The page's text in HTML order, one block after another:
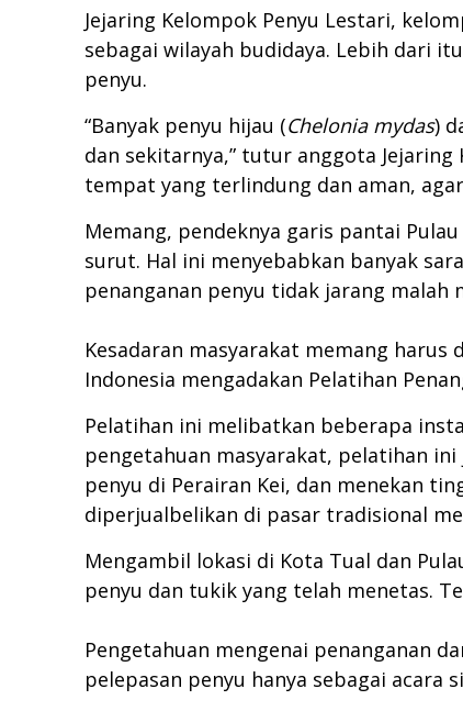
Jejaring Kelompok Penyu Lestari,
sebagai wilayah budidaya. Lebih dari
penyu.
“Banyak penyu hijau (Chelonia mydas)
dan sekitarnya,” tutur anggota
tempat yang terlindung dan aman,
Memang, pendeknya garis pantai
surut. Hal ini menyebabkan banyak
penanganan penyu tidak jarang
Kesadaran masyarakat memang harus
Indonesia mengadakan Pelatihan
Pelatihan ini melibatkan beberapa
pengetahuan masyarakat, pelatihan
penyu di Perairan Kei, dan menekan
diperjualbelikan di pasar tradisional
Mengambil lokasi di Kota Tual dan
penyu dan tukik yang telah menetas.
Pengetahuan mengenai penanganan
pelepasan penyu hanya sebagai